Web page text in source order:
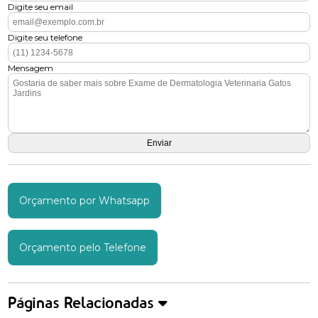
Digite seu email
Digite seu telefone
Mensagem
Orçamento por Whatsapp
Orçamento pelo Telefone
Páginas Relacionadas